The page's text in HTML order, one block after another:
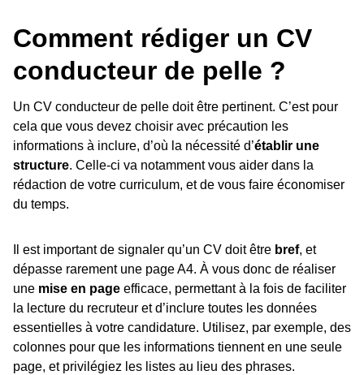
Comment rédiger un CV
conducteur de pelle ?
Un CV conducteur de pelle doit être pertinent. C’est pour
cela que vous devez choisir avec précaution les
informations à inclure, d’où la nécessité d’établir une
structure. Celle-ci va notamment vous aider dans la
rédaction de votre curriculum, et de vous faire économiser
du temps.
Il est important de signaler qu’un CV doit être bref, et
dépasse rarement une page A4. À vous donc de réaliser
une mise en page efficace, permettant à la fois de faciliter
la lecture du recruteur et d’inclure toutes les données
essentielles à votre candidature. Utilisez, par exemple, des
colonnes pour que les informations tiennent en une seule
page, et privilégiez les listes au lieu des phrases.